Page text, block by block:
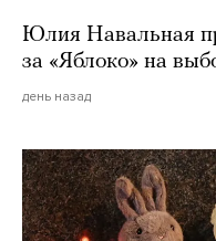
Юлия Навальная
за «Яблоко» на
день назад